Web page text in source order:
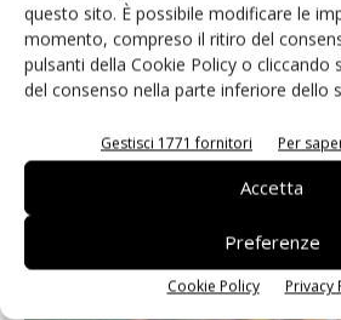
questo sito. È possibile modificare le
momento, compreso il ritiro del
pulsanti della Cookie Policy o cliccando
del consenso nella parte inferiore dello
Gestisci 1771 fornitori Per
Accetta
Preferenze
Cookie Policy Privacy